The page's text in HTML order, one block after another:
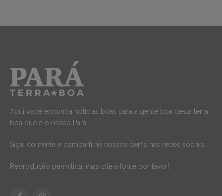
Aqui você encontra notícias boas para a gente boa desta terra
boa que é o nosso Pará.
Siga, comente e compartilhe nossos perfis nas redes sociais.
Reprodução permitida, mas cite a fonte por favor!